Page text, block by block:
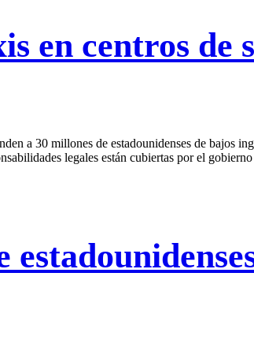
en centros de
a 30 millones de estadounidenses de bajos
legales están cubiertas por el gobierno